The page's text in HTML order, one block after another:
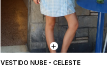
VESTIDO NUBE - CELESTE